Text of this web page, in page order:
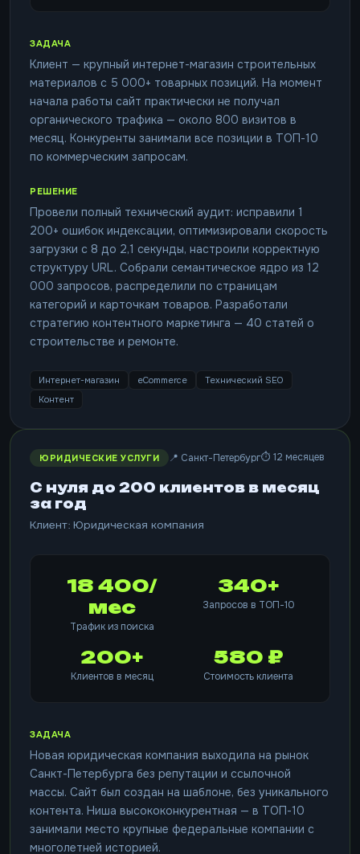
ЗАДАЧА
Клиент — крупный интернет-магазин строительных
материалов с 5 000+ товарных позиций. На момент
начала работы сайт практически не получал
органического трафика — около 800 визитов в
месяц. Конкуренты занимали все позиции в ТОП-10
по коммерческим запросам.
РЕШЕНИЕ
Провели полный технический аудит: исправили 1
200+ ошибок индексации, оптимизировали скорость
загрузки с 8 до 2,1 секунды, настроили корректную
структуру URL. Собрали семантическое ядро из 12
000 запросов, распределили по страницам
категорий и карточкам товаров. Разработали
стратегию контентного маркетинга — 40 статей о
строительстве и ремонте.
Интернет-магазин eCommerce
Технический SEO
Контент
ЮРИДИЧЕСКИЕ УСЛУГИ 📍 Санкт-Петербург⏱ 12 месяцев
С нуля до 200 клиентов в месяц
за год
Клиент: Юридическая компания
18 400/
мес
Трафик из поиска
340+
Запросов в ТОП-10
200+
Клиентов в месяц
580 ₽
Стоимость клиента
ЗАДАЧА
Новая юридическая компания выходила на рынок
Санкт-Петербурга без репутации и ссылочной
массы. Сайт был создан на шаблоне, без уникального
контента. Ниша высококонкурентная — в ТОП-10
занимали место крупные федеральные компании с
многолетней историей.